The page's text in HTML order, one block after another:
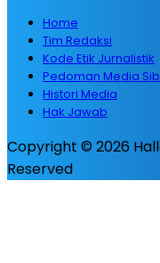
Home
Tim Redaksi
Kode Etik Jurnalistik
Pedoman Media
Histori Media
Hak Jawab
Copyright © 2026
Reserved